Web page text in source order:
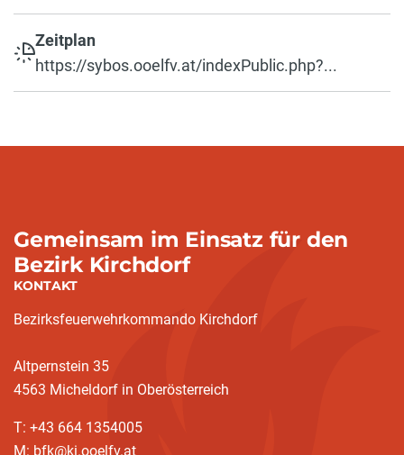
Zeitplan
https://sybos.ooelfv.at/indexPublic.php?...
Gemeinsam im Einsatz für den
Bezirk Kirchdorf
KONTAKT
Bezirksfeuerwehrkommando Kirchdorf
Altpernstein 35
4563 Micheldorf in Oberösterreich
T: +43 664 1354005
M: bfk@ki.ooelfv.at